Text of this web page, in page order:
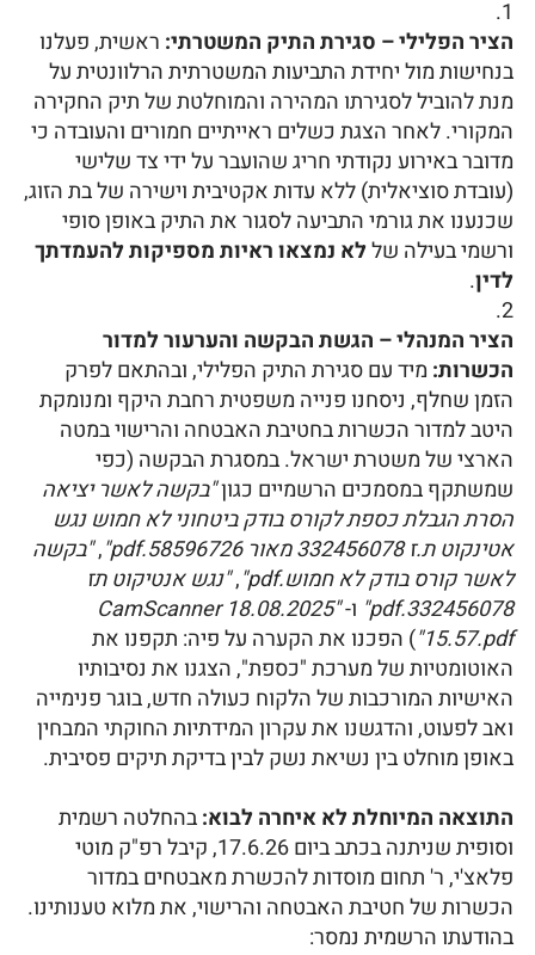
הציר הפלילי – סגירת התיק המשטרתי: ראשית, פעלנו
בנחישות מול יחידת התביעות המשטרתית הרלוונטית על
מנת להוביל לסגירתו המהירה והמוחלטת של תיק החקירה
המקורי. לאחר הצגת כשלים ראייתיים חמורים והעובדה כי
מדובר באירוע נקודתי חריג שהועבר על ידי צד שלישי
(עובדת סוציאלית) ללא עדות אקטיבית וישירה של בת הזוג,
שכנענו את גורמי התביעה לסגור את התיק באופן סופי
ורשמי בעילה שללא נמצאו ראיות מספיקות להעמדתך
לדין.
הציר המנהלי – הגשת הבקשה והערעור למדור
הכשרות: מיד עם סגירת התיק הפלילי, ובהתאם לפרק
הזמן שחלף, ניסחנו פנייה משפטית רחבת היקף ומנומקת
היטב למדור הכשרות בחטיבת האבטחה והרישוי במטה
הארצי של משטרת ישראל. במסגרת הבקשה (כפי
שמשתקף במסמכים הרשמיים כגון"בקשה לאשר יציאה
הסרת הגבלת כספת לקורס בודק ביטחוני לא חמוש נגש
אטינקוט ת.ז 332456078 מאור 58596726.pdf"
,"בקשה
לאשר קורס בודק לא חמוש.pdf"
,"נגש אנטיקוט תז
332456078.pdf"
ו- "CamScanner 18.08.2025
15.57.pdf" ) הפכנו את הקערה על פיה: תקפנו את
האוטומטיות של מערכת "כספת", הצגנו את נסיבותיו
האישיות המורכבות של הלקוח כעולה חדש, בוגר פנימייה
ואב לפעוט, והדגשנו את עקרון המידתיות החוקתי המבחין
באופן מוחלט בין נשיאת נשק לבין בדיקת תיקים פסיבית.
התוצאה המיוחלת לא איחרה לבוא:בהחלטה רשמית
וסופית שניתנה בכתב ביום 17.6.26, קיבל רפ"ק מוטי
פלאצ'י, ר' תחום מוסדות להכשרת מאבטחים במדור
הכשרות של חטיבת האבטחה והרישוי, את מלוא טענותינו.
בהודעתו הרשמית נמסר: